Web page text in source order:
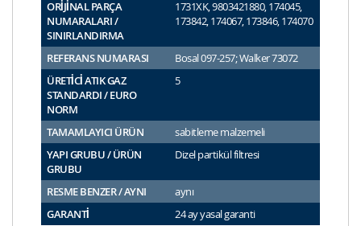
ORİJİNAL PARÇA
NUMARALARI /
SINIRLANDIRMA
1731XK, 9803421880, 174045,
173842, 174067, 173846, 174070
REFERANS NUMARASI
Bosal 097-257; Walker 73072
ÜRETİCİ ATIK GAZ
STANDARDI / EURO
NORM
5
TAMAMLAYICI ÜRÜN
sabitleme malzemeli
YAPI GRUBU / ÜRÜN
GRUBU
Dizel partikül filtresi
RESME BENZER / AYNI
aynı
GARANTİ
24 ay yasal garanti